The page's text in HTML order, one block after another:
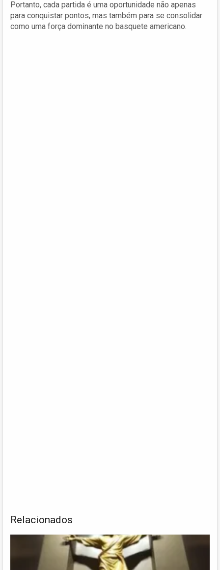
Portanto, cada partida é uma oportunidade não apenas
para conquistar pontos, mas também para se consolidar
como uma força dominante no basquete americano.
Relacionados